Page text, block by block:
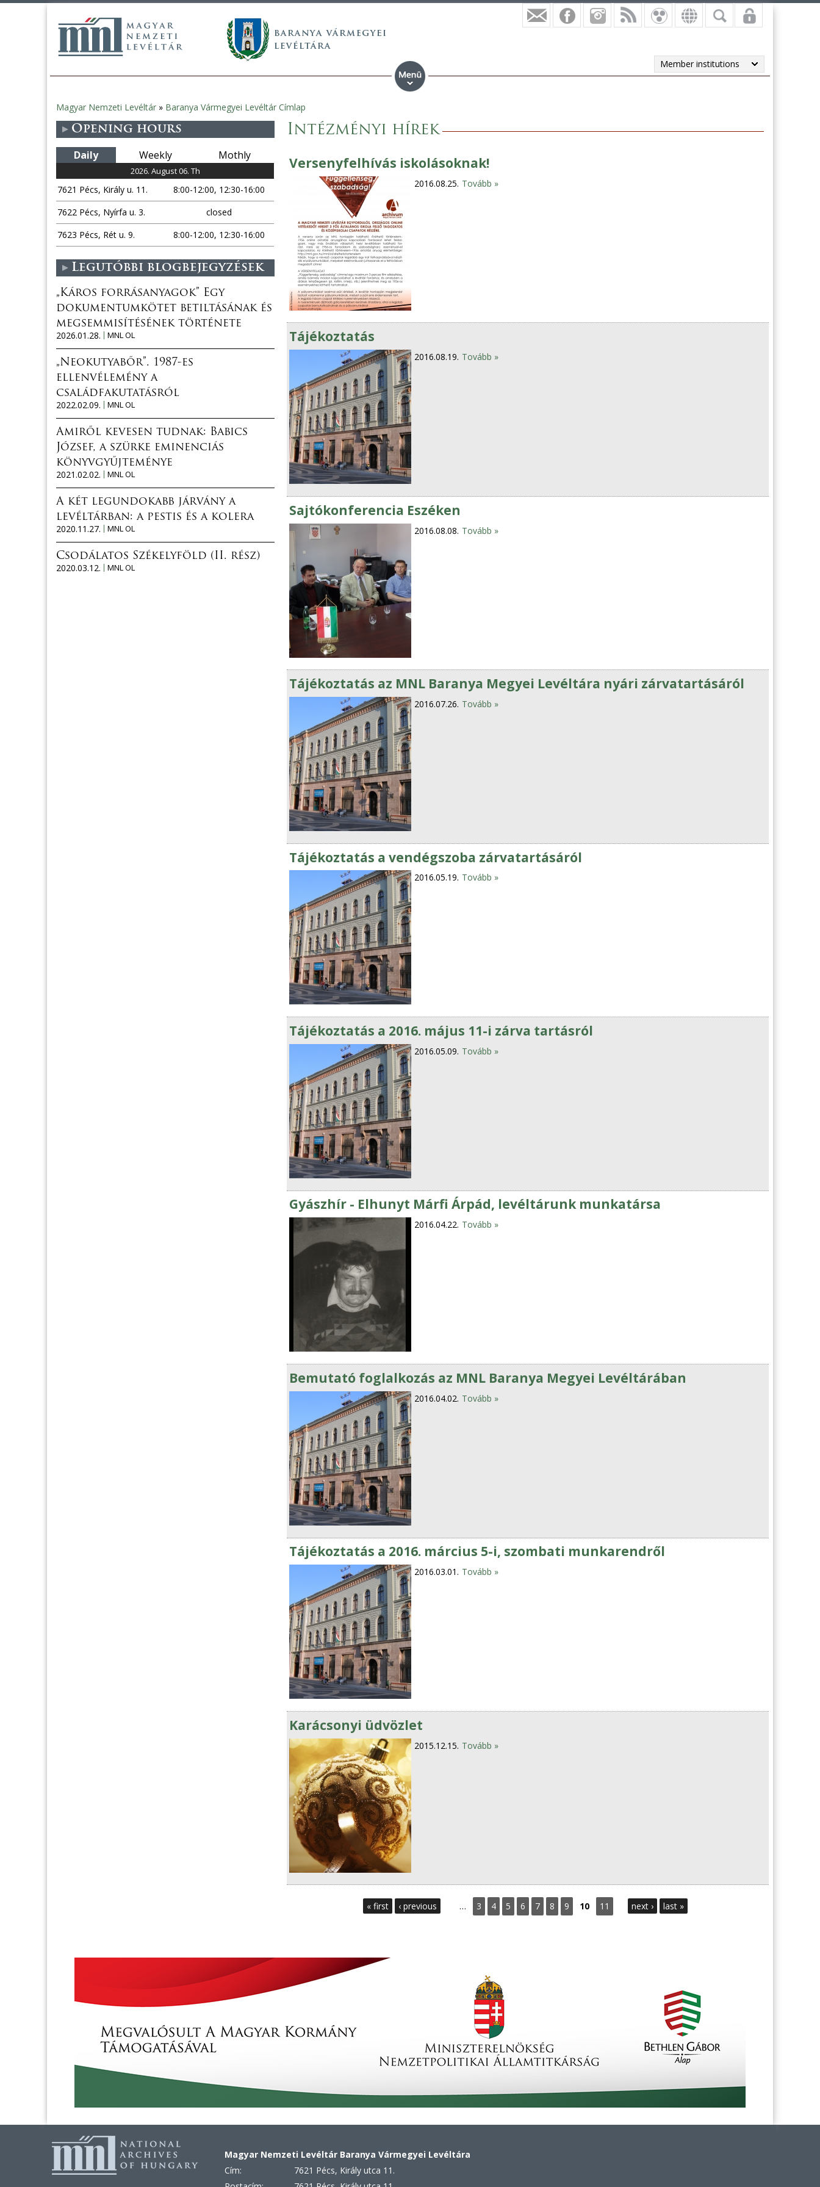
Member institutions
You
are
here
Magyar Nemzeti Levéltár » Baranya Vármegyei Levéltár Címlap
Intézményi hírek
Versenyfelhívás iskolásoknak!
2016.08.25. Tovább »
Tájékoztatás
2016.08.19. Tovább »
Sajtókonferencia Eszéken
2016.08.08. Tovább »
Tájékoztatás az MNL Baranya Megyei Levéltára nyári zárvatartásáról
2016.07.26. Tovább »
Tájékoztatás a vendégszoba zárvatartásáról
2016.05.19. Tovább »
Tájékoztatás a 2016. május 11-i zárva tartásról
2016.05.09. Tovább »
Gyászhír - Elhunyt Márfi Árpád, levéltárunk munkatársa
2016.04.22. Tovább »
Bemutató foglalkozás az MNL Baranya Megyei Levéltárában
2016.04.02. Tovább »
Tájékoztatás a 2016. március 5-i, szombati munkarendről
2016.03.01. Tovább »
Karácsonyi üdvözlet
2015.12.15. Tovább »
« first ‹ previous … 3 4 5 6 7 8 9 10 11 next › last »
Opening hours
Daily Weekly Mothly
2026. August 06. Th
7621 Pécs, Király u. 11.
8:00-12:00, 12:30-16:00
7622 Pécs, Nyírfa u. 3.
closed
7623 Pécs, Rét u. 9.
8:00-12:00, 12:30-16:00
Legutóbbi blogbejegyzések
„Káros forrásanyagok” Egy
dokumentumkötet betiltásának és
megsemmisítésének története
2026.01.28.
MNL OL
„Neokutyabőr”. 1987-es
ellenvélemény a
családfakutatásról
2022.02.09.
MNL OL
Amiről kevesen tudnak: Babics
József, a szürke eminenciás
könyvgyűjteménye
2021.02.02.
MNL OL
A két legundokabb járvány a
levéltárban: a pestis és a kolera
2020.11.27.
MNL OL
Csodálatos Székelyföld (II. rész)
2020.03.12.
MNL OL
Magyar Nemzeti Levéltár Baranya Vármegyei Levéltára
Cím:
7621 Pécs, Király utca 11.